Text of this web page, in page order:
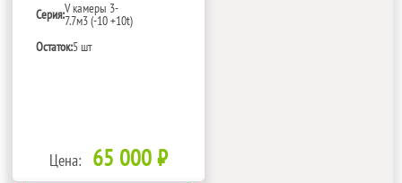
Серия:V камеры 3-
7.7м3 (-10 +10t)
Остаток:5 шт
Цена: 65 000 ₽